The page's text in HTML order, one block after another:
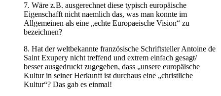
7. Wäre z.B. ausgerechnet diese typisch europäische
Eigenschafft nicht naemlich das, was man konnte im
Allgemeinen als eine „echte Europaeische Vision“ zu
bezeichnen?
8. Hat der weltbekannte französische Schriftsteller Antoine de
Saint Exupery nicht treffend und extrem einfach gesagt/
besser ausgedruckt zugegeben, dass „unsere europäische
Kultur in seiner Herkunft ist durchaus eine „christliche
Kultur“? Das gab es einmal!